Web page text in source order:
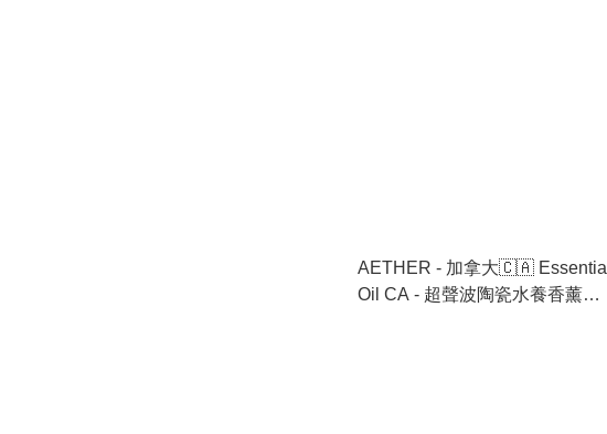
AETHER - 加拿大🇨🇦 Essential
Oil CA - 超聲波陶瓷水養香薰機